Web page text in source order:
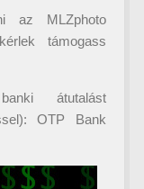
az MLZphoto
támogass
átutalást
OTP Bank